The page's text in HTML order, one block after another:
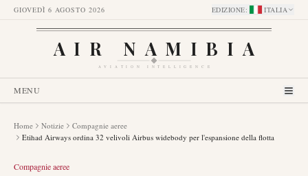
GIOVEDÌ 6 AGOSTO 2026 EDIZIONE: ITALIA
AIR NAMIBIA
AVIATION INTELLIGENCE
MENU
Home Notizie
Compagnie aeree
Etihad Airways ordina 32 velivoli Airbus widebody per l'espansione della flotta
Compagnie aeree